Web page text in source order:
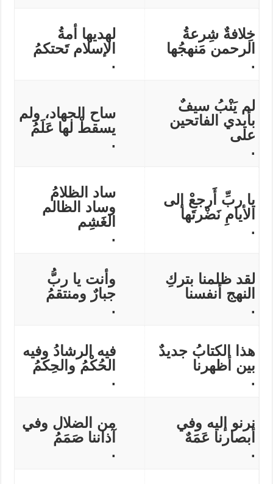
خِلافةٌ شِرعةُ
الرحمن مَنهجُها
.
لهديها أمةُ
الإسلام تَحتكمُ
.
لم يَنْبُ سيفٌ
بأيدي الفاتحين
على
.
ساح الجهاد، ولم
يسقطْ لها عَلَمُ
.
يا ربِّ أَرجعْ إلى
الأيامِ نَضْرتَها
.
ساد الظلامُ
وساد الظالم
الغَشِم
.
لقد ظلمنا بتركِ
النهج أنفسنا
.
وأنت يا ربُّ
جبارٌ ومنتقمُ
.
هذا الكتابُ جديدٌ
بين أظهرنا
.
فيه الرشادُ وفيه
الحُكْمُ والحِكَمُ
.
نرنو إليه وفي
أبصارنا عَمَهٌ
.
من الضلال وفي
آذاننا صَمَمُ
.